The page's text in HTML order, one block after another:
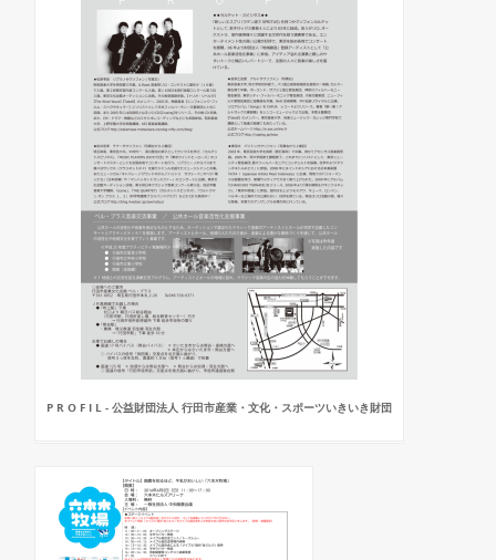
P R O F I L - 公益財団法人 行田市産業・文化・スポーツいきいき財団